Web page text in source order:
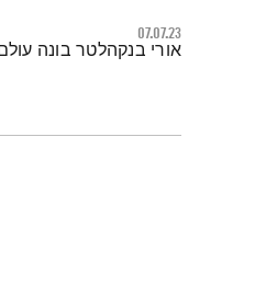
07.07.23
תמצית הפודקאסט
אורי בנקהלטר בונה